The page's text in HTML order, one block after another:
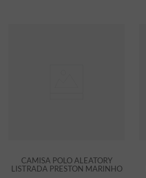
CAMISA POLO ALEATORY
LISTRADA PRESTON MARINHO